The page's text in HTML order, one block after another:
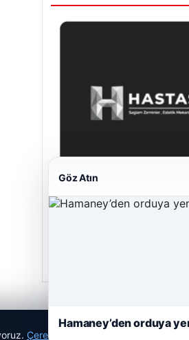
Çerez Politikamız
Göz Atın
Hamaney’den orduya